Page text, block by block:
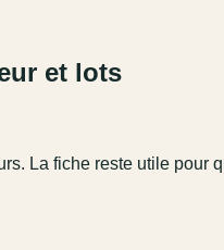
et lots
La fiche reste utile pour